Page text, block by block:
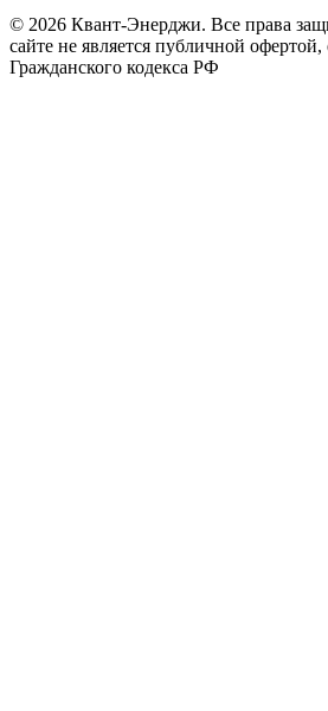
© 2026 Квант-Энерджи. Все права
сайте не является публичной офертой,
Гражданского кодекса РФ